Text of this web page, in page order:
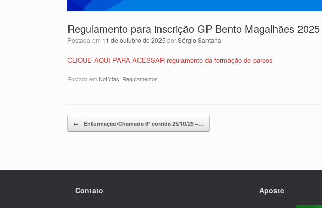
Regulamento para inscrição GP Bento Magalhães 2025
Postada em 11 de outubro de 2025 porSérgio Santana
CLIQUE AQUI PARA ACESSAR regulamento da formação de pareos
Postada em Notícias Regulamentos
Post navigation
← Enturmação/Chamada 6ª corrida 25/10/25 –…
Contato Aposte